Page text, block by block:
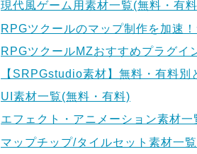
現代風ゲーム用素材一覧(無料・有
RPGツクールのマップ制作を加速
RPGツクールMZおすすめプラグイ
【SRPGstudio素材】無料・有料
UI素材一覧(無料・有料)
エフェクト・アニメーション素材
マップチップ/タイルセット素材一